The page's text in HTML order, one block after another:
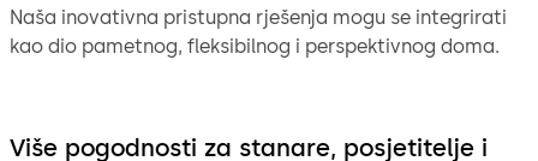
Naša inovativna pristupna rješenja mogu se integrirati
kao dio pametnog, fleksibilnog i perspektivnog doma.
Više pogodnosti za stanare, posjetitelje i